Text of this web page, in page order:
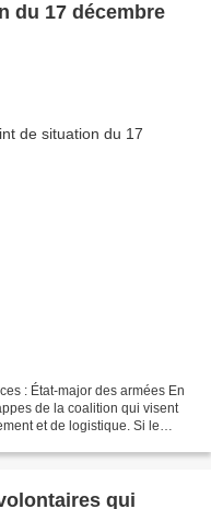
du 17 décembre
: État-major des armées En
de la coalition qui visent
et de logistique. Si le
qui